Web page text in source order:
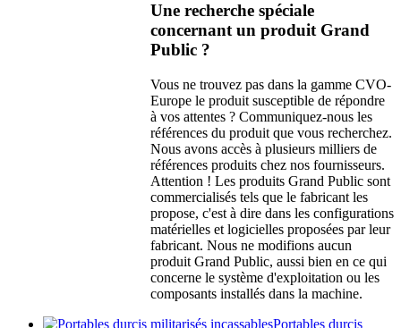
Une recherche spéciale
concernant un produit Grand
Public ?
Vous ne trouvez pas dans la gamme CVO-
Europe le produit susceptible de répondre
à vos attentes ? Communiquez-nous les
références du produit que vous recherchez.
Nous avons accès à plusieurs milliers de
références produits chez nos fournisseurs.
Attention ! Les produits Grand Public sont
commercialisés tels que le fabricant les
propose, c'est à dire dans les configurations
matérielles et logicielles proposées par leur
fabricant. Nous ne modifions aucun
produit Grand Public, aussi bien en ce qui
concerne le système d'exploitation ou les
composants installés dans la machine.
Portables durcis